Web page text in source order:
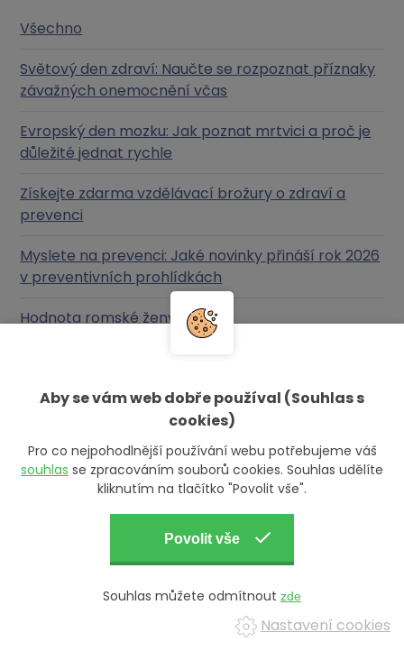
Všechno
Světový den zdraví: Naučte se rozpoznat příznaky
závažných onemocnění včas
Evropský den mozku: Jak poznat mrtvici a proč je
důležité jednat rychle
Získejte zdarma vzdělávací brožury o zdraví a
prevenci
Myslete na prevenci: Jaké novinky přináší rok 2026
v preventivních prohlídkách
Hodnota romské ženy
Saste Roma na Festivale Fondů EHP a Norska:
osvěta o zdravotní gramotnosti bude mít vždy
smysl
Projekt Saste Roma dospěl ke svému cíli: vzdělal
Aby se vám web dobře používal (Souhlas s
cookies)
Pro co nejpohodlnější používání webu potřebujeme váš
souhlas se zpracováním souborů cookies. Souhlas udělíte
kliknutím na tlačítko "Povolit vše".
Souhlas můžete odmítnout
Nastavení cookies